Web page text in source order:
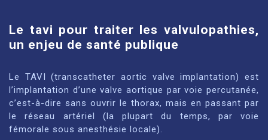
Le tavi pour traiter les valvulopathies,
un enjeu de santé publique
Le TAVI (transcatheter aortic valve implantation) est
l’implantation d’une valve aortique par voie percutanée,
c’est-à-dire sans ouvrir le thorax, mais en passant par
le réseau artériel (la plupart du temps, par voie
fémorale sous anesthésie locale).